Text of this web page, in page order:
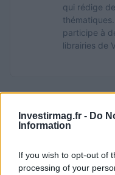
Investirmag.fr - Do
Information
If you wish to opt-out of
processing of your
qui rédige
participe à
librairies de